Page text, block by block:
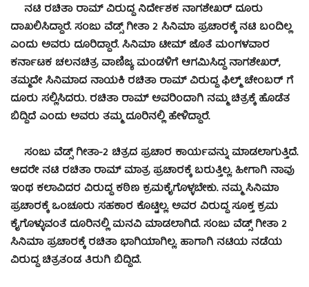
ನಟಿ ರಚಿತಾ ರಾಮ್ ವಿರುದ್ಧ ನಿರ್ದೇಶಕ ನಾಗಶೇಖರ್ ದೂರು
ದಾಖಲಿಸಿದ್ದಾರೆ. ಸಂಜು ವೆಡ್ಸ್ ಗೀತಾ 2 ಸಿನಿಮಾ ಪ್ರಚಾರಕ್ಕೆ ನಟಿ ಬಂದಿಲ್ಲ
ಎಂದು ಅವರು ದೂರಿದ್ದಾರೆ. ಸಿನಿಮಾ ಟೀಮ್ ಜೊತೆ ಮಂಗಳವಾರ
ಕರ್ನಾಟಕ ಚಲನಚಿತ್ರ ವಾಣಿಜ್ಯ ಮಂಡಳಿಗೆ ಆಗಮಿಸಿದ್ದ ನಾಗಶೇಖರ್,
ತಮ್ಮದೇ ಸಿನಿಮಾದ ನಾಯಕಿ ರಚಿತಾ ರಾಮ್ ವಿರುದ್ಧ ಫಿಲ್ಮ್ ಚೇಂಬರ್ ಗೆ
ದೂರು ಸಲ್ಲಿಸಿದರು. ರಚಿತಾ ರಾಮ್‌ ಅವರಿಂದಾಗಿ ನಮ್ಮ ಚಿತ್ರಕ್ಕೆ ಹೊಡೆತ
ಬಿದ್ದಿದೆ ಎಂದು ಅವರು ತಮ್ಮ ದೂರಿನಲ್ಲಿ ಹೇಳಿದ್ದಾರೆ.
ಸಂಜು ವೆಡ್ಸ್ ಗೀತಾ-2 ಚಿತ್ರದ ಪ್ರಚಾರ ಕಾರ್ಯವನ್ನು ಮಾಡಲಾಗುತ್ತಿದೆ.
ಆದರೇ ನಟಿ ರಚಿತಾ ರಾಮ್ ಮಾತ್ರ ಪ್ರಚಾರಕ್ಕೆ ಬರುತ್ತಿಲ್ಲ. ಹೀಗಾಗಿ ನಾವು
ಇಂಥ ಕಲಾವಿದರ ವಿರುದ್ಧ ಕಠಿಣ ಕ್ರಮಕೈಗೊಳ್ಳಬೇಕು. ನಮ್ಮ ಸಿನಿಮಾ
ಪ್ರಚಾರಕ್ಕೆ ಒಂಚೂರು ಸಹಕಾರ ಕೊಟ್ಟಿಲ್ಲ. ಅವರ ವಿರುದ್ಧ ಸೂಕ್ತ ಕ್ರಮ
ಕೈಗೊಳ್ಳುವಂತೆ ದೂರಿನಲ್ಲಿ ಮನವಿ ಮಾಡಲಾಗಿದೆ. ಸಂಜು ವೆಡ್ಸ್ ಗೀತಾ 2
ಸಿನಿಮಾ ಪ್ರಚಾರಕ್ಕೆ ರಚಿತಾ ಭಾಗಿಯಾಗಿಲ್ಲ. ಹಾಗಾಗಿ ನಟಿಯ ನಡೆಯ
ವಿರುದ್ಧ ಚಿತ್ರತಂಡ ತಿರುಗಿ ಬಿದ್ದಿದೆ.